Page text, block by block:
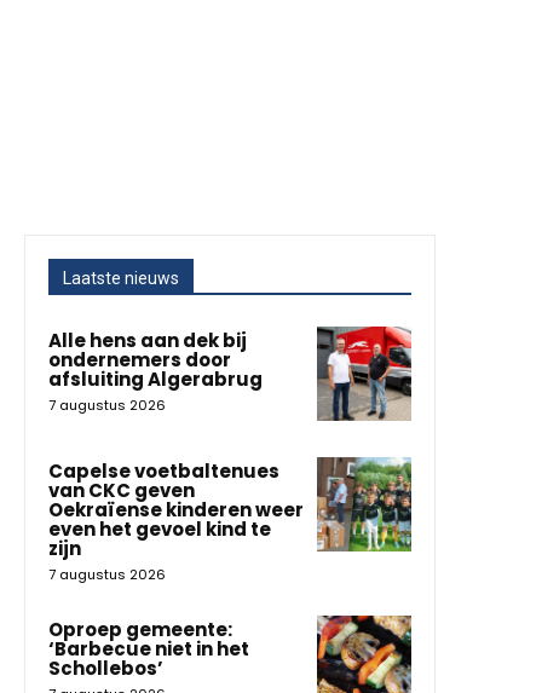
Laatste nieuws
Alle hens aan dek bij
ondernemers door
afsluiting Algerabrug
7 augustus 2026
Capelse voetbaltenues
van CKC geven
Oekraïense kinderen weer
even het gevoel kind te
zijn
7 augustus 2026
Oproep gemeente:
‘Barbecue niet in het
Schollebos’